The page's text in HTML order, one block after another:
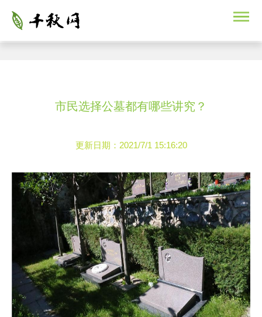
市民选择公墓都有哪些讲究？
更新日期：2021/7/1 15:16:20